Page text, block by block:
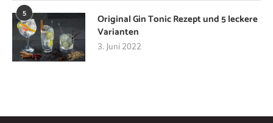
5
Original Gin Tonic Rezept und 5 leckere
Varianten
3. Juni 2022